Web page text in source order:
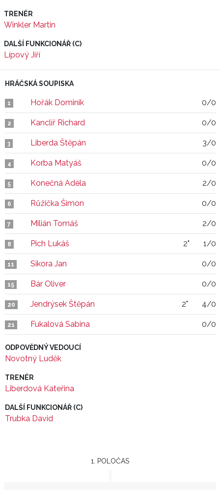
TRENÉR
Winkler Martin
DALŠÍ FUNKCIONÁŘ (C)
Lípový Jiří
HRÁČSKÁ SOUPISKA
1 Hořák Dominik 0/0
2 Kanclíř Richard 0/0
3 Liberda Štěpán 3/0
4 Korba Matyáš 0/0
5 Konečná Adéla 2/0
6 Růžička Šimon 0/0
7 Milián Tomáš 2/0
8 Pich Lukáš 2" 1/0
11 Sikora Jan 0/0
15 Bár Oliver 0/0
20 Jendrýsek Štěpán 2" 4/0
21 Fukalová Sabina 0/0
ODPOVĚDNÝ VEDOUCÍ
Novotný Luděk
TRENÉR
Liberdová Kateřina
DALŠÍ FUNKCIONÁŘ (C)
Trubka David
1. POLOČAS